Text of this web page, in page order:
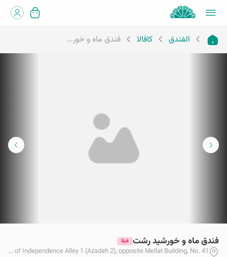
الفندق كافالا فندق ماه و خور...
فندق ماه و خورشيد رشت فيلا
Gilan, Rasht, Ahmadzadeh Boulevard, Gendarmerie Square (Harris), Azadeh Street, corner of Independence Alley 1 (Azadeh 2), opposite Mellat Building, No. 41